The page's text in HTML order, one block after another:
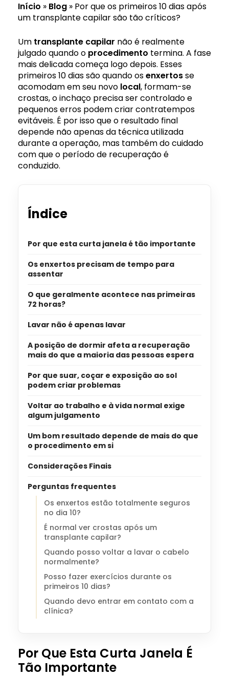
Início » Blog » Por que os primeiros 10 dias após
um transplante capilar são tão críticos?
Um transplante capilar não é realmente
julgado quando o procedimento termina. A fase
mais delicada começa logo depois. Esses
primeiros 10 dias são quando osenxertosse
acomodam em seu novo local, formam-se
crostas, o inchaço precisa ser controlado e
pequenos erros podem criar contratempos
evitáveis. É por isso que o resultado final
depende não apenas da técnica utilizada
durante a operação, mas também do cuidado
com que o período de recuperação é
conduzido.
Índice
Por que esta curta janela é tão importante
Os enxertos precisam de tempo para
assentar
O que geralmente acontece nas primeiras
72 horas?
Lavar não é apenas lavar
A posição de dormir afeta a recuperação
mais do que a maioria das pessoas espera
Por que suar, coçar e exposição ao sol
podem criar problemas
Voltar ao trabalho e à vida normal exige
algum julgamento
Um bom resultado depende de mais do que
o procedimento em si
Considerações Finais
Perguntas frequentes
Os enxertos estão totalmente seguros
no dia 10?
É normal ver crostas após um
transplante capilar?
Quando posso voltar a lavar o cabelo
normalmente?
Posso fazer exercícios durante os
primeiros 10 dias?
Quando devo entrar em contato com a
clínica?
Por Que Esta Curta Janela É
Tão Importante